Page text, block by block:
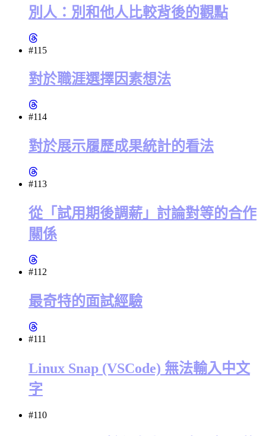
別人：別和他人比較背後的觀點
#115
對於職涯選擇因素想法
#114
對於展示履歷成果統計的看法
#113
從「試用期後調薪」討論對等的合作
關係
#112
最奇特的面試經驗
#111
Linux Snap (VSCode) 無法輸入中文
字
#110